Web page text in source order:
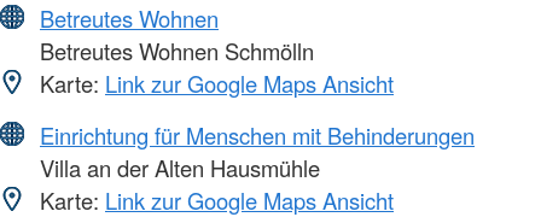
Betreutes Wohnen
Betreutes Wohnen Schmölln
Karte: Link zur Google Maps Ansicht
Einrichtung für Menschen mit Behinderungen
Villa an der Alten Hausmühle
Karte: Link zur Google Maps Ansicht